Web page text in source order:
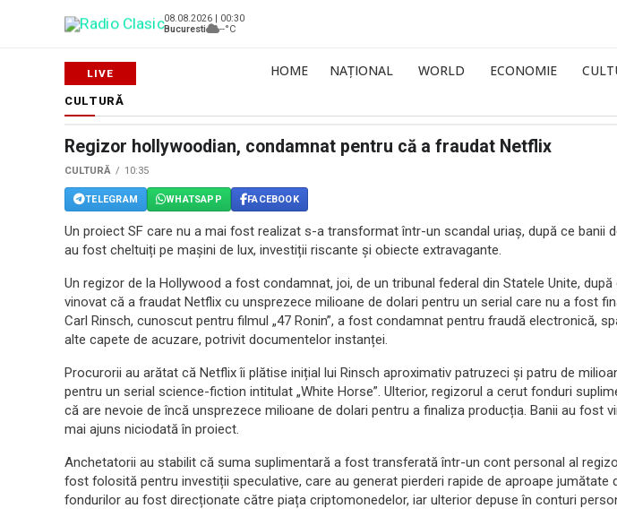
08.08.2026 | 00:30
Bucuresti
--°C
HOME NAȚIONAL WORLD ECONOMIE
CULTURĂ
Regizor hollywoodian, condamnat pentru că a fraudat Netflix
CULTURĂ 10:35
TELEGRAM WHATSAPP FACEBOOK
Un proiect SF care nu a mai fost realizat s-a transformat într-un scandal uriaș, după ce banii
au fost cheltuiți pe mașini de lux, investiții riscante și obiecte extravagante.
Un regizor de la Hollywood a fost condamnat, joi, de un tribunal federal din Statele Unite,
vinovat că a fraudat Netflix cu unsprezece milioane de dolari pentru un serial care nu a fost
Carl Rinsch, cunoscut pentru filmul „47 Ronin”, a fost condamnat pentru fraudă electronică,
alte capete de acuzare, potrivit documentelor instanței.
Procurorii au arătat că Netflix îi plătise inițial lui Rinsch aproximativ patruzeci și patru de
pentru un serial science-fiction intitulat „White Horse”. Ulterior, regizorul a cerut fonduri
că are nevoie de încă unsprezece milioane de dolari pentru a finaliza producția. Banii au fost
mai ajuns niciodată în proiect.
Anchetatorii au stabilit că suma suplimentară a fost transferată într-un cont personal al
fost folosită pentru investiții speculative, care au generat pierderi rapide de aproape jumătate
fondurilor au fost direcționate către piața criptomonedelor, iar ulterior depuse în conturi